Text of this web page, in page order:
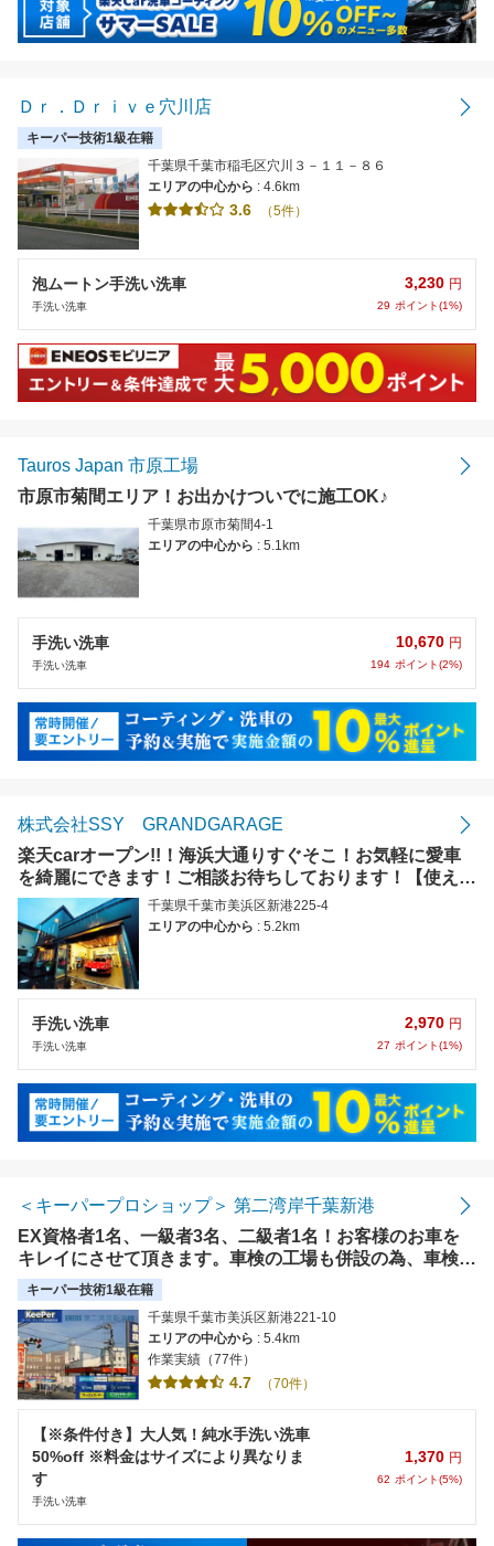
Ｄｒ．Ｄｒｉｖｅ穴川店
キーパー技術1級在籍
千葉県千葉市稲毛区穴川３－１１－８６
エリアの中心から : 4.6km
3.6 （5件）
泡ムートン手洗い洗車
手洗い洗車
3,230 円
29 ポイント(1%)
Tauros Japan 市原工場
市原市菊間エリア！お出かけついでに施工OK♪
千葉県市原市菊間4-1
エリアの中心から : 5.1km
手洗い洗車
手洗い洗車
10,670 円
194 ポイント(2%)
株式会社SSY GRANDGARAGE
楽天carオープン!!！海浜大通りすぐそこ！お気軽に愛車
を綺麗にできます！ご相談お待ちしております！【使えま
す】現金、クレジットカード、QR決済
千葉県千葉市美浜区新港225-4
エリアの中心から : 5.2km
手洗い洗車
手洗い洗車
2,970 円
27 ポイント(1%)
＜キーパープロショップ＞ 第二湾岸千葉新港
EX資格者1名、一級者3名、二級者1名！お客様のお車を
キレイにさせて頂きます。車検の工場も併設の為、車検と
一緒にCTも施工出来ます！当日予約はご遠慮ください。
お急ぎの際は店舗までご連絡ください。
キーパー技術1級在籍
千葉県千葉市美浜区新港221-10
エリアの中心から : 5.4km
作業実績（77件）
4.7 （70件）
【※条件付き】大人気！純水手洗い洗車
50%off ※料金はサイズにより異なりま
す
手洗い洗車
1,370 円
62 ポイント(5%)